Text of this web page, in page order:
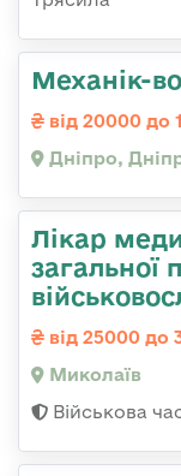
Механік-
від 20000 до
Дніпро,
Лікар
загальної
від 25000 до
Миколаїв
Військова